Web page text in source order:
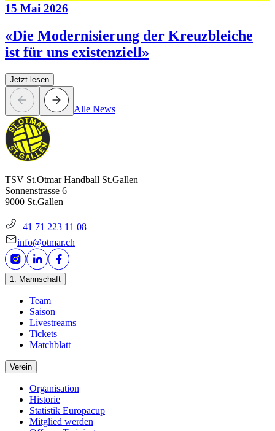
15 Mai 2026
«Die Modernisierung der Kreuzbleiche
ist für uns existenziell»
Jetzt lesen
Alle News
TSV St.Otmar Handball St.Gallen
Sonnenstrasse 6
9000 St.Gallen
+41 71 223 11 08
info@otmar.ch
1. Mannschaft
Team
Saison
Livestreams
Tickets
Matchblatt
Verein
Organisation
Historie
Statistik Europacup
Mitglied werden